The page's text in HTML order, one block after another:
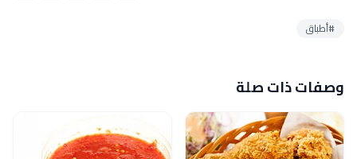
#أطباق
وصفات ذات صلة